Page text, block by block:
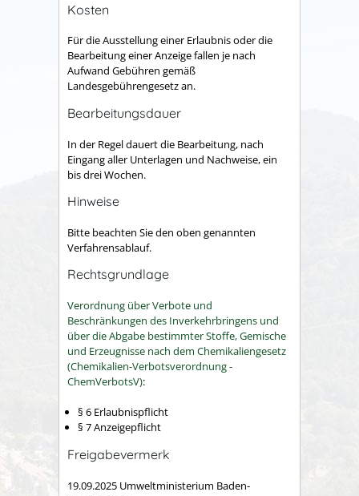
Kosten
Für die Ausstellung einer Erlaubnis oder die
Bearbeitung einer Anzeige fallen je nach
Aufwand Gebühren gemäß
Landesgebührengesetz an.
Bearbeitungsdauer
In der Regel dauert die Bearbeitung, nach
Eingang aller Unterlagen und Nachweise, ein
bis drei Wochen.
Hinweise
Bitte beachten Sie den oben genannten
Verfahrensablauf.
Rechtsgrundlage
Verordnung über Verbote und
Beschränkungen des Inverkehrbringens und
über die Abgabe bestimmter Stoffe, Gemische
und Erzeugnisse nach dem Chemikaliengesetz
(Chemikalien-Verbotsverordnung -
ChemVerbotsV):
§ 6 Erlaubnispflicht
§ 7 Anzeigepflicht
Freigabevermerk
19.09.2025 Umweltministerium Baden-